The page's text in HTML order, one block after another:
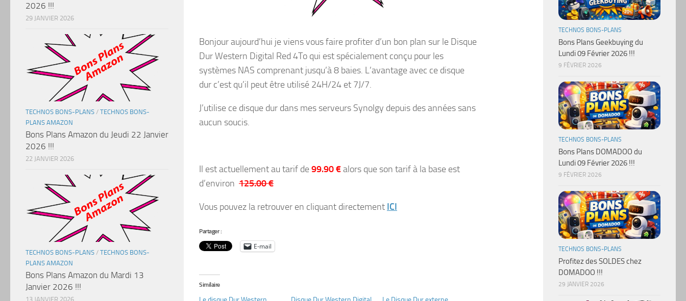
Bonjour aujourd’hui je viens vous faire profiter d’un bon plan sur le Disque
Dur Western Digital Red 4To qui est spécialement conçu pour les
systèmes NAS comprenant jusqu’à 8 baies. L’avantage avec ce disque
dur c’est qu’il peut être utilisé 24H/24 et 7J/7.
J’utilise ce disque dur dans mes serveurs Synolgy depuis des années sans
aucun soucis.
Il est actuellement au tarif de99.90 €alors que son tarif à la base est
d’environ 125.00 €
Vous pouvez la retrouver en cliquant directement ICI
Partager :
E-mail
Similaire
2026 !!!
29 JANVIER 2026
TECHNOS BONS-PLANS / TECHNOS BONS-
PLANS AMAZON
Bons Plans Amazon du Jeudi 22 Janvier
2026 !!!
22 JANVIER 2026
TECHNOS BONS-PLANS / TECHNOS BONS-
PLANS AMAZON
Bons Plans Amazon du Mardi 13
Janvier 2026 !!!
13 JANVIER 2026
TECHNOS BONS-PLANS
Bons Plans Geekbuying du
Lundi 09 Février 2026 !!!
9 FÉVRIER 2026
TECHNOS BONS-PLANS
Bons Plans DOMADOO du
Lundi 09 Février 2026 !!!
9 FÉVRIER 2026
TECHNOS BONS-PLANS
Profitez des SOLDES chez
DOMADOO !!!
29 JANVIER 2026